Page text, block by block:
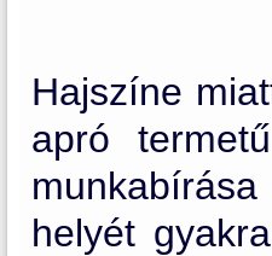
Hajszíne
apró
helyét